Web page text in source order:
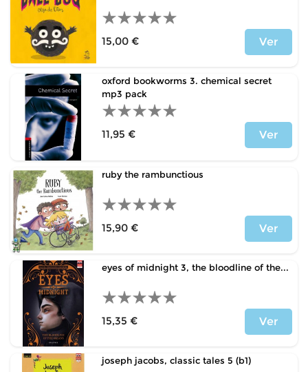
15,00 €
Ver
oxford bookworms 3. chemical secret
mp3 pack
11,95 €
Ver
ruby the rambunctious
15,90 €
Ver
eyes of midnight 3, the bloodline of the...
15,35 €
Ver
joseph jacobs, classic tales 5 (b1)